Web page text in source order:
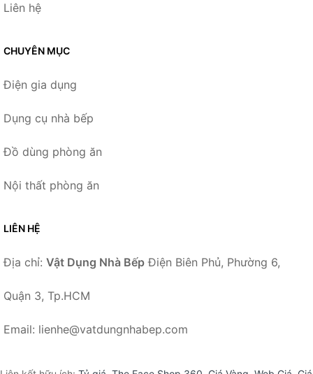
Liên hệ
CHUYÊN MỤC
Điện gia dụng
Dụng cụ nhà bếp
Đồ dùng phòng ăn
Nội thất phòng ăn
LIÊN HỆ
Địa chỉ: Vật Dụng Nhà Bếp Điện Biên Phủ, Phường 6,
Quận 3, Tp.HCM
Email: lienhe@vatdungnhabep.com